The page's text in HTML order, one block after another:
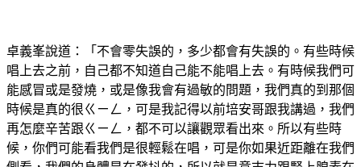
卓義峯說道：「不會零失誤的，多少都會有失誤的。有些時候
唱上去之前，自己都不知道自己能不能唱上去。有時候我們可
能感冒或是發燒，或是像我會有過敏的問題，我們真的到那個
時候是真的很ㄍㄧㄥ，可是我記得以前培安哥跟我講過，我們
再怎麼辛苦跟ㄍㄧㄥ，都不可以讓觀眾看出來。所以有些時
候，你們可能看我們是很輕鬆在唱，可是你如果近距離在我們